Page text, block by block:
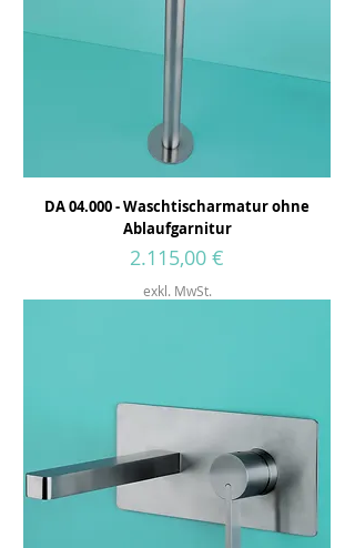
DA 04.000 - Waschtischarmatur ohne
Ablaufgarnitur
Preis
2.115,00 €
exkl. MwSt.